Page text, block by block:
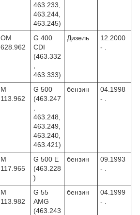
463.233,
463.244,
463.245)
OM
628.962
G 400
CDI
(463.332
463.333)
Дизель
12.2000
- .
M
113.962
G 500
(463.247
463.248,
463.249,
463.240,
463.421)
бензин
04.1998
- .
M
117.965
G 500 E
(463.228
)
бензин
09.1993
- .
M
113.982
G 55
AMG
(463.243
бензин
04.1999
- .